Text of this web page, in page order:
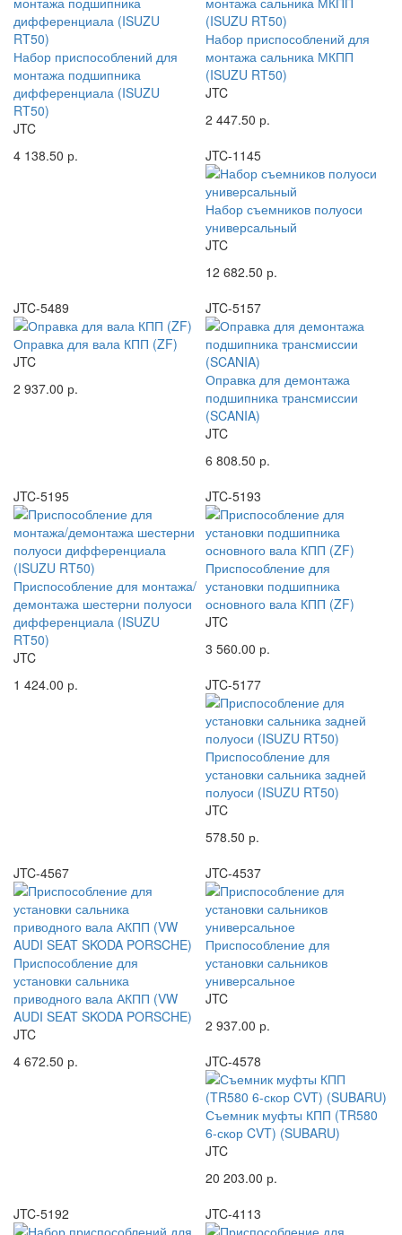
Набор приспособлений для
монтажа подшипника
дифференциала (ISUZU
RT50)
JTC
4 138.50 р.
Набор приспособлений для
монтажа сальника МКПП
(ISUZU RT50)
JTC
2 447.50 р.
JTC-1145
Набор съемников полуоси
универсальный
JTC
12 682.50 р.
JTC-5489
Оправка для вала КПП (ZF)
JTC
2 937.00 р.
JTC-5157
Оправка для демонтажа
подшипника трансмиссии
(SCANIA)
JTC
6 808.50 р.
JTC-5195
Приспособление для монтажа/
демонтажа шестерни полуоси
дифференциала (ISUZU
RT50)
JTC
1 424.00 р.
JTC-5193
Приспособление для
установки подшипника
основного вала КПП (ZF)
JTC
3 560.00 р.
JTC-5177
Приспособление для
установки сальника задней
полуоси (ISUZU RT50)
JTC
578.50 р.
JTC-4567
Приспособление для
установки сальника
приводного вала АКПП (VW
AUDI SEAT SKODA PORSCHE)
JTC
4 672.50 р.
JTC-4537
Приспособление для
установки сальников
универсальное
JTC
2 937.00 р.
JTC-4578
Съемник муфты КПП (TR580
6-скор CVT) (SUBARU)
JTC
20 203.00 р.
JTC-5192
JTC-4113